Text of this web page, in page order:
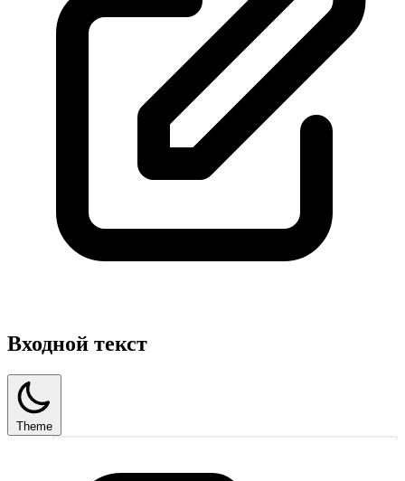
Входной текст
Theme